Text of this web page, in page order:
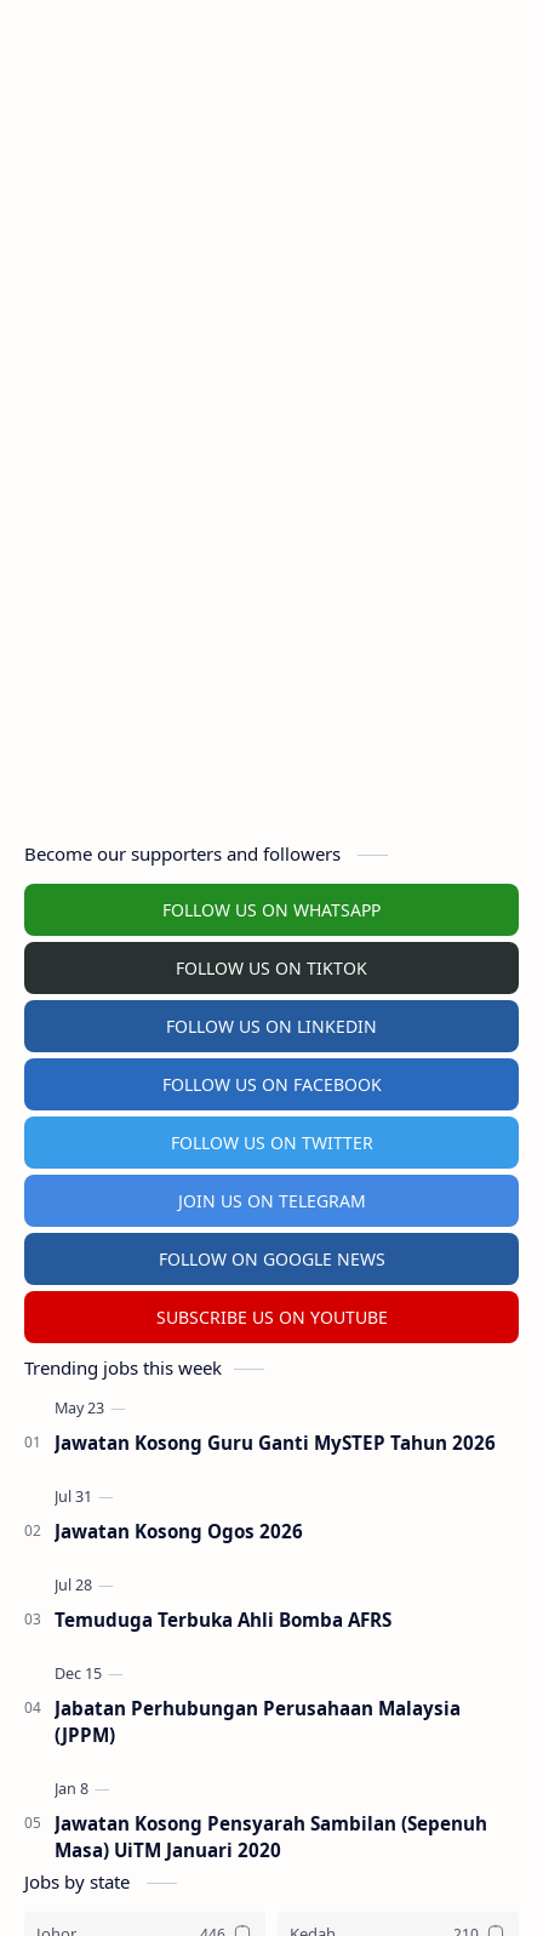
Become our supporters and followers
FOLLOW US ON WHATSAPP
FOLLOW US ON TIKTOK
FOLLOW US ON LINKEDIN
FOLLOW US ON FACEBOOK
FOLLOW US ON TWITTER
JOIN US ON TELEGRAM
FOLLOW ON GOOGLE NEWS
SUBSCRIBE US ON YOUTUBE
Trending jobs this week
Jawatan Kosong Guru Ganti MySTEP Tahun 2026
Jawatan Kosong Ogos 2026
Temuduga Terbuka Ahli Bomba AFRS
Jabatan Perhubungan Perusahaan Malaysia
(JPPM)
Jawatan Kosong Pensyarah Sambilan (Sepenuh
Masa) UiTM Januari 2020
Jobs by state